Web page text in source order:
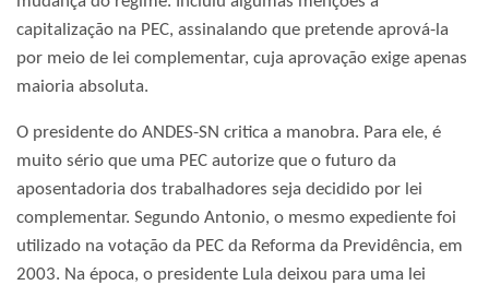
capitalização na PEC, assinalando que pretende aprová-la
por meio de lei complementar, cuja aprovação exige apenas
maioria absoluta.
O presidente do ANDES-SN critica a manobra. Para ele, é
muito sério que uma PEC autorize que o futuro da
aposentadoria dos trabalhadores seja decidido por lei
complementar. Segundo Antonio, o mesmo expediente foi
utilizado na votação da PEC da Reforma da Previdência, em
2003. Na época, o presidente Lula deixou para uma lei